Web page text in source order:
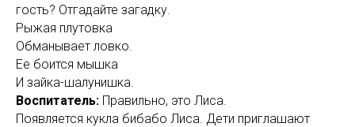
гость? Отгадайте загадку.
Рыжая плутовка
Обманывает ловко.
Ее боится мышка
И зайка-шалунишка.
Воспитатель: Правильно, это Лиса.
Появляется кукла бибабо Лиса. Дети приглашают